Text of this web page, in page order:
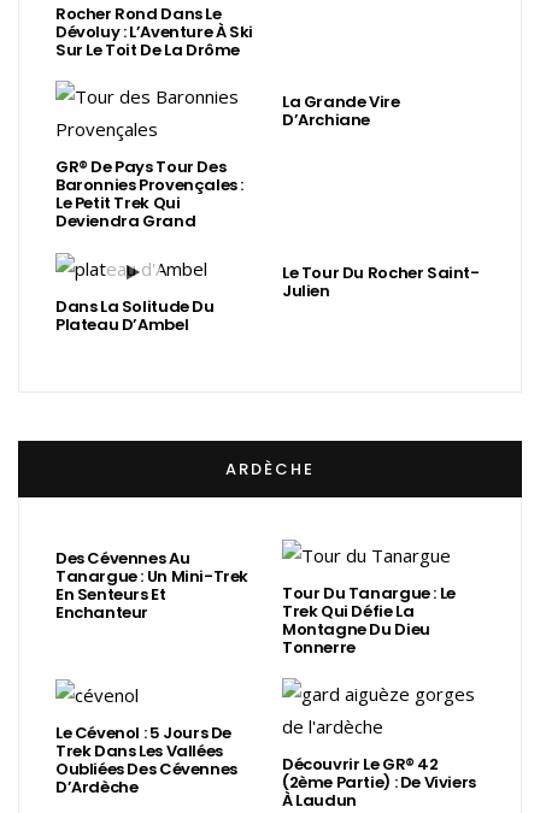
Rocher Rond Dans Le
Dévoluy : L’Aventure À Ski
Sur Le Toit De La Drôme
GR® De Pays Tour Des
Baronnies Provençales :
Le Petit Trek Qui
Deviendra Grand
La Grande Vire
D’Archiane
Dans La Solitude Du
Plateau D’Ambel
Le Tour Du Rocher Saint-
Julien
ARDÈCHE
Des Cévennes Au
Tanargue : Un Mini-Trek
En Senteurs Et
Enchanteur
Tour Du Tanargue : Le
Trek Qui Défie La
Montagne Du Dieu
Tonnerre
Le Cévenol : 5 Jours De
Trek Dans Les Vallées
Oubliées Des Cévennes
D’Ardèche
Découvrir Le GR® 42
(2ème Partie) : De Viviers
À Laudun